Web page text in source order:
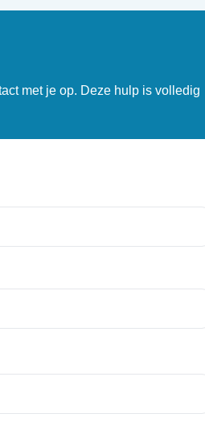
met je op. Deze hulp is volledig